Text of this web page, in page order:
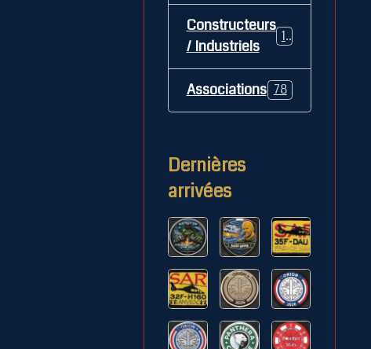
Constructeurs
/ Industriels
127
Associations 78
Dernières
arrivées